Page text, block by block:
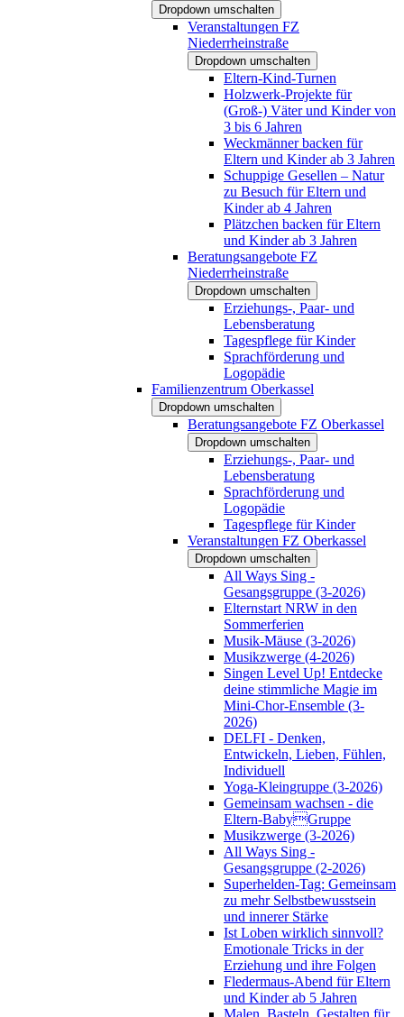
Dropdown umschalten
Veranstaltungen FZ
Niederrheinstraße
Dropdown umschalten
Eltern-Kind-Turnen
Holzwerk-Projekte für
(Groß-) Väter und Kinder von
3 bis 6 Jahren
Weckmänner backen für
Eltern und Kinder ab 3 Jahren
Schuppige Gesellen – Natur
zu Besuch für Eltern und
Kinder ab 4 Jahren
Plätzchen backen für Eltern
und Kinder ab 3 Jahren
Beratungsangebote FZ
Niederrheinstraße
Dropdown umschalten
Erziehungs-, Paar- und
Lebensberatung
Tagespflege für Kinder
Sprachförderung und
Logopädie
Familienzentrum Oberkassel
Dropdown umschalten
Beratungsangebote FZ Oberkassel
Dropdown umschalten
Erziehungs-, Paar- und
Lebensberatung
Sprachförderung und
Logopädie
Tagespflege für Kinder
Veranstaltungen FZ Oberkassel
Dropdown umschalten
All Ways Sing -
Gesangsgruppe (3-2026)
Elternstart NRW in den
Sommerferien
Musik-Mäuse (3-2026)
Musikzwerge (4-2026)
Singen Level Up! Entdecke
deine stimmliche Magie im
Mini-Chor-Ensemble (3-
2026)
DELFI - Denken,
Entwickeln, Lieben, Fühlen,
Individuell
Yoga-Kleingruppe (3-2026)
Gemeinsam wachsen - die
Eltern-BabyGruppe
Musikzwerge (3-2026)
All Ways Sing -
Gesangsgruppe (2-2026)
Superhelden-Tag: Gemeinsam
zu mehr Selbstbewusstsein
und innerer Stärke
Ist Loben wirklich sinnvoll?
Emotionale Tricks in der
Erziehung und ihre Folgen
Fledermaus-Abend für Eltern
und Kinder ab 5 Jahren
Malen, Basteln, Gestalten für